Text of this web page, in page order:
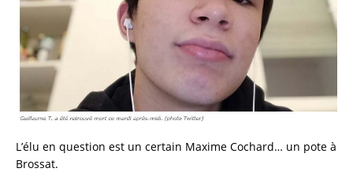
L’élu en question est un certain Maxime Cochard… un pote à
Brossat.